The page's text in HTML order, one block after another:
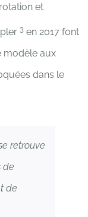
et
3en 2017 font
modèle aux
dans le
retrouve
de
de